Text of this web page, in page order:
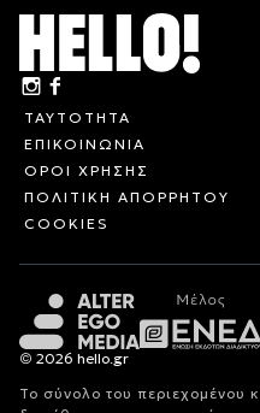
ΤΑΥΤΟΤΗΤΑ
ΕΠΙΚΟΙΝΩΝΙΑ
ΟΡΟΙ ΧΡΗΣΗΣ
ΠΟΛΙΤΙΚΗ ΑΠΟΡΡΗΤΟΥ
COOKIES
© 2026 hello.gr
Το σύνολο του